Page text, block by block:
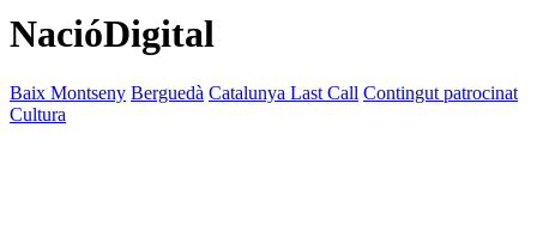
NacióDigital
Baix Montseny Berguedà Catalunya Last Call Contingut patrocinat
Cultura